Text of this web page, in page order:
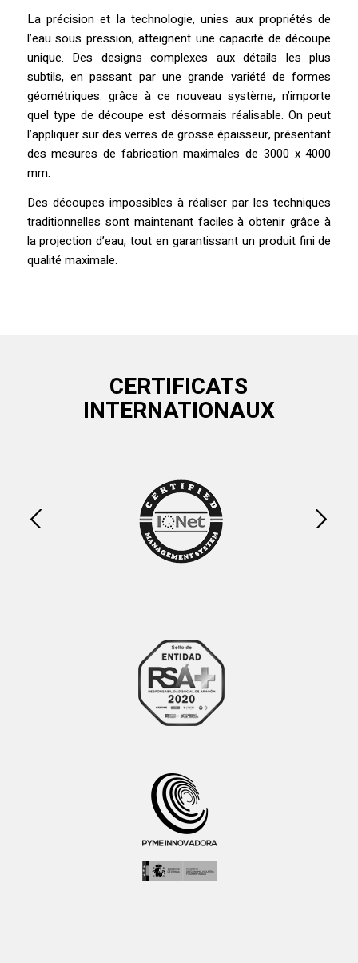
La précision et la technologie, unies aux propriétés de
l’eau sous pression, atteignent une capacité de découpe
unique. Des designs complexes aux détails les plus
subtils, en passant par une grande variété de formes
géométriques: grâce à ce nouveau système, n’importe
quel type de découpe est désormais réalisable. On peut
l’appliquer sur des verres de grosse épaisseur, présentant
des mesures de fabrication maximales de 3000 x 4000
mm.
Des découpes impossibles à réaliser par les techniques
traditionnelles sont maintenant faciles à obtenir grâce à
la projection d’eau, tout en garantissant un produit fini de
qualité maximale.
CERTIFICATS
INTERNATIONAUX